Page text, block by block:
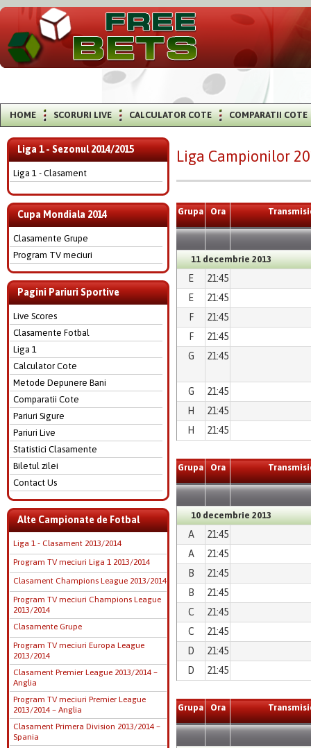
HOME SCORURI LIVE CALCULATOR COTE COMPARATII COTE
Liga 1 - Sezonul 2014/2015
Liga 1 - Clasament
Cupa Mondiala 2014
Clasamente Grupe
Program TV meciuri
Pagini Pariuri Sportive
Live Scores
Clasamente Fotbal
Liga 1
Calculator Cote
Metode Depunere Bani
Comparatii Cote
Pariuri Sigure
Pariuri Live
Statistici Clasamente
Biletul zilei
Contact Us
Alte Campionate de Fotbal
Liga 1 - Clasament 2013/2014
Program TV meciuri Liga 1 2013/2014
Clasament Champions League 2013/2014
Program TV meciuri Champions League
2013/2014
Clasamente Grupe
Program TV meciuri Europa League
2013/2014
Clasament Premier League 2013/2014 –
Anglia
Program TV meciuri Premier League
2013/2014 – Anglia
Clasament Primera Division 2013/2014 –
Spania
Liga Campionilor
Grupa Ora
11 decembrie 2013
E
21:45
E
21:45
F
21:45
F
21:45
G
21:45
G
21:45
H
21:45
H
21:45
Grupa Ora
10 decembrie 2013
A
21:45
A
21:45
B
21:45
B
21:45
C
21:45
C
21:45
D
21:45
D
21:45
Grupa Ora